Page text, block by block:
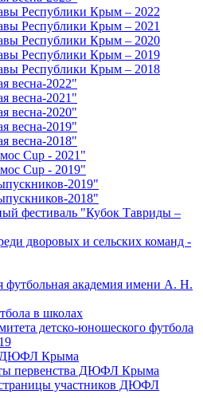
Республики Крым – 2022
Республики Крым – 2021
Республики Крым – 2020
Республики Крым – 2019
Республики Крым – 2018
весна-2022"
весна-2021"
весна-2020"
весна-2019"
весна-2018"
Cup - 2021"
Cup - 2019"
2019"
2018"
фестиваль "Кубок Тавриды –
дворовых и сельских команд -
футбольная академия имени А. Н.
в школах
детско-юношеского футбола
ДЮФЛ Крыма
первенства ДЮФЛ Крыма
участников ДЮФЛ